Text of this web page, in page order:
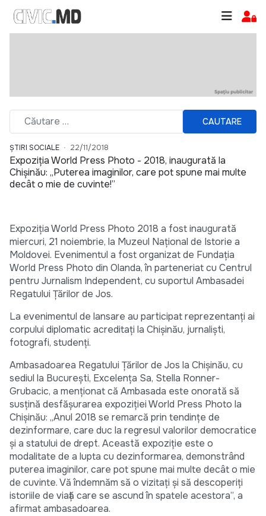
CAUTARE
ȘTIRI SOCIALE 22/11/2018
Expoziția World Press Photo - 2018, inaugurată la
Chișinău: „Puterea imaginilor, care pot spune mai multe
decât o mie de cuvinte!”
Expoziția World Press Photo 2018 a fost inaugurată
miercuri, 21 noiembrie, la Muzeul Național de Istorie a
Moldovei. Evenimentul a fost organizat de Fundația
World Press Photo din Olanda, în parteneriat cu Centrul
pentru Jurnalism Independent, cu suportul Ambasadei
Regatului Țărilor de Jos.
La evenimentul de lansare au participat reprezentanți ai
corpului diplomatic acreditați la Chișinău, jurnaliști,
fotografi, studenți.
Ambasadoarea Regatului Țărilor de Jos la Chișinău, cu
sediul la București, Excelența Sa, Stella Ronner-
Grubacic, a menționat că Ambasada este onorată să
susțină desfășurarea expoziției World Press Photo la
Chișinău: „Anul 2018 se remarcă prin tendințe de
dezinformare, care duc la regresul valorilor democratice
și a statului de drept. Această expoziție este o
modalitate de a lupta cu dezinformarea, demonstrând
puterea imaginilor, care pot spune mai multe decât o mie
de cuvinte. Vă îndemnăm să o vizitați și să descoperiți
istoriile de viață care se ascund în spatele acestora”, a
afirmat ambasadoarea.